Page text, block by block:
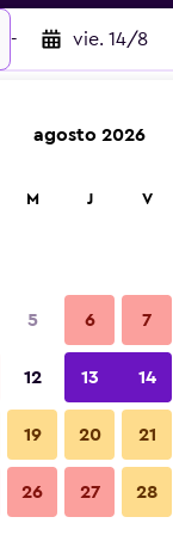
- vie. 14/8
barata de
Total noche
$92
agosto 2026
M J V
5 6 7
12 13 14
19 20 21
26 27 28